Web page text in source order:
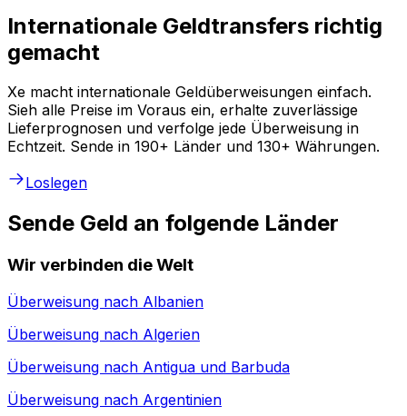
Internationale Geldtransfers richtig
gemacht
Xe macht internationale Geldüberweisungen einfach.
Sieh alle Preise im Voraus ein, erhalte zuverlässige
Lieferprognosen und verfolge jede Überweisung in
Echtzeit. Sende in 190+ Länder und 130+ Währungen.
Loslegen
Sende Geld an folgende Länder
Wir verbinden die Welt
Überweisung nach Albanien
Überweisung nach Algerien
Überweisung nach Antigua und Barbuda
Überweisung nach Argentinien